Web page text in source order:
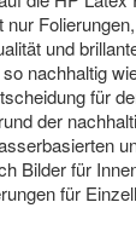
und
nachhaltig
für
der
Bilder für
für